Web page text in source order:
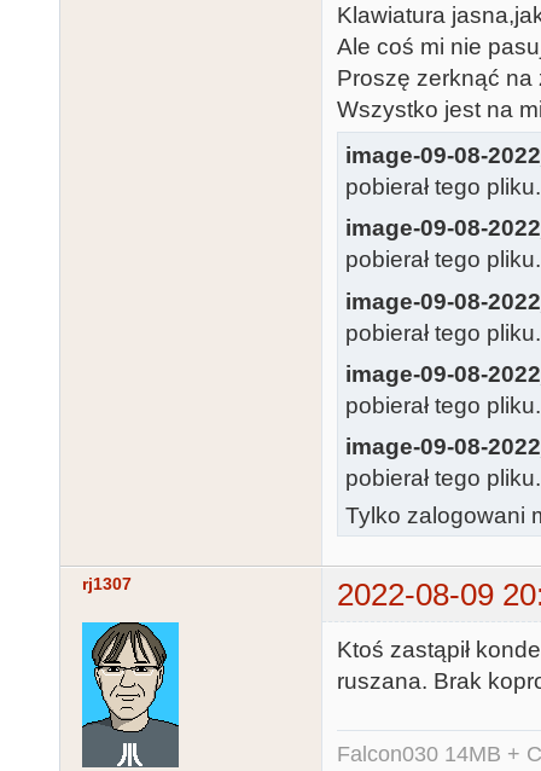
Klawiatura
Ale coś mi nie
Proszę zerknąć na
Wszystko jest na
image-09-08-
pobierał tego
image-09-08-
pobierał tego
image-09-08-
pobierał tego
image-09-08-
pobierał tego
image-09-08-
pobierał tego
Tylko zalogowani
rj1307 2022-08-09
Ktoś zastąpił
ruszana. Brak
Falcon030 14MB +